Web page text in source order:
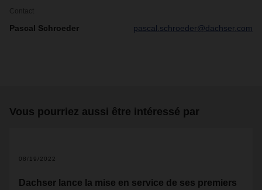
Contact
Pascal Schroeder pascal.schroeder@dachser.com
Vous pourriez aussi être intéressé par
08/19/2022
Dachser lance la mise en service de ses premiers